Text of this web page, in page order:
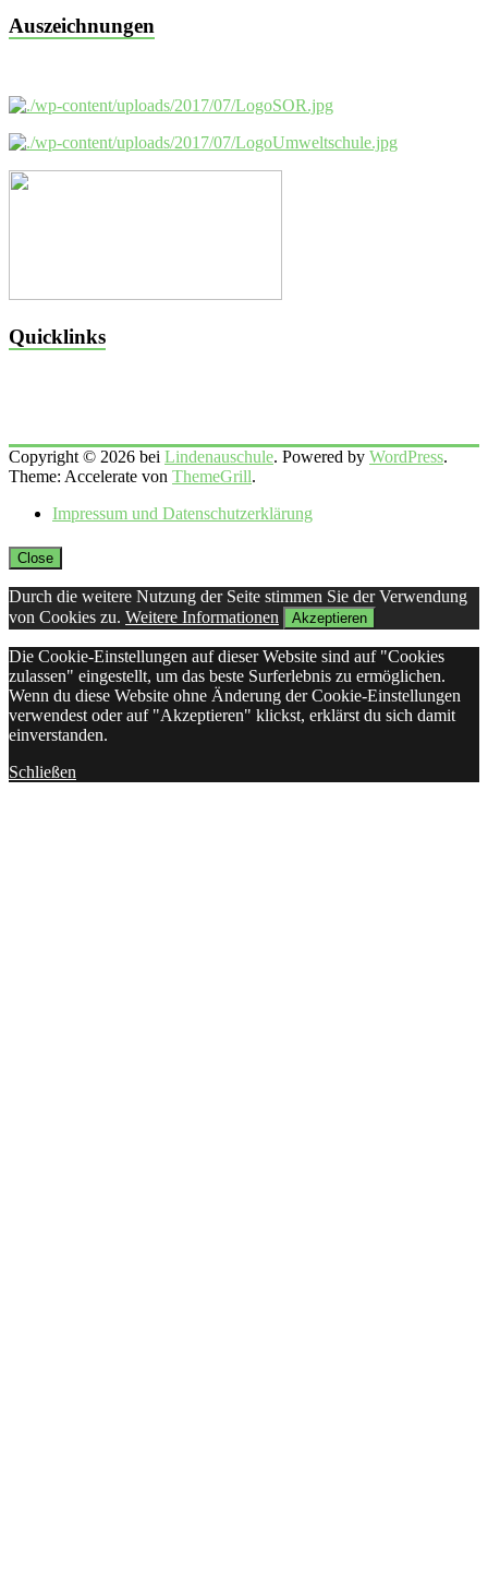
Auszeichnungen
Quicklinks
Copyright © 2026 bei Lindenauschule. Powered by WordPress.
Theme: Accelerate von ThemeGrill.
Impressum und Datenschutzerklärung
Close
Durch die weitere Nutzung der Seite stimmen Sie der Verwendung
von Cookies zu. Weitere Informationen Akzeptieren
Die Cookie-Einstellungen auf dieser Website sind auf "Cookies
zulassen" eingestellt, um das beste Surferlebnis zu ermöglichen.
Wenn du diese Website ohne Änderung der Cookie-Einstellungen
verwendest oder auf "Akzeptieren" klickst, erklärst du sich damit
einverstanden.
Schließen